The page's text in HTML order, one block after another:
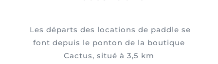
Les départs des locations de paddle se
font depuis le ponton de la boutique
Cactus, situé à 3,5 km